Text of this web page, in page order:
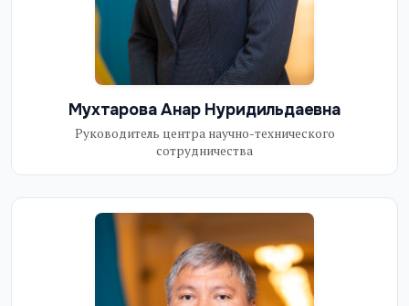
Мухтарова Анар Нуридильдаевна
Руководитель центра научно-технического
сотрудничества